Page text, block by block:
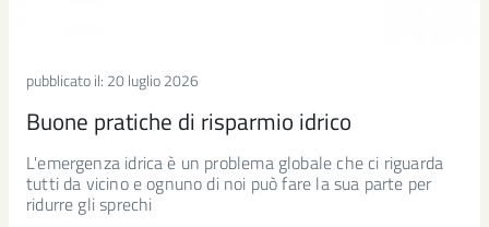
pubblicato il: 20 luglio 2026
Buone pratiche di risparmio idrico
L'emergenza idrica è un problema globale che ci riguarda
tutti da vicino e ognuno di noi può fare la sua parte per
ridurre gli sprechi